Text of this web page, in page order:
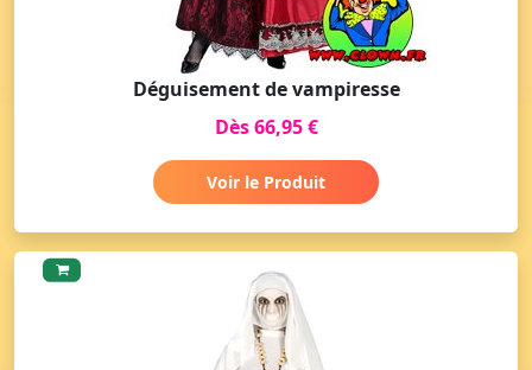
Déguisement de vampiresse
Dès 66,95 €
Voir le Produit